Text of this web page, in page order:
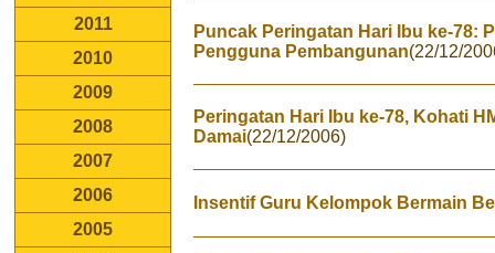
2011
2010
2009
2008
2007
2006
2005
Puncak Peringatan Hari Ibu ke-78:
Pengguna Pembangunan(22/12/
Peringatan Hari Ibu ke-78, Kohati
Damai(22/12/2006)
Insentif Guru Kelompok Bermain